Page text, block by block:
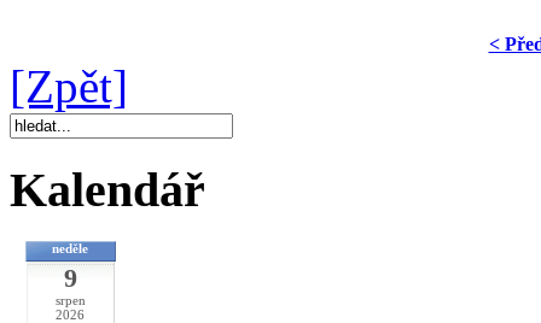
<
[Zpět]
Kalendář
neděle
9
srpen
2026